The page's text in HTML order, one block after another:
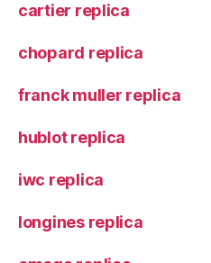
cartier replica
chopard replica
franck muller replica
hublot replica
iwc replica
longines replica